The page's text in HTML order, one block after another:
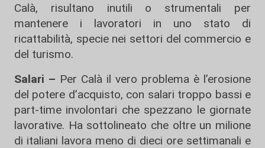
Calà, risultano inutili o strumentali per
mantenere i lavoratori in uno stato di
ricattabilità, specie nei settori del commercio e
del turismo.
Salari – Per Calà il vero problema è l’erosione
del potere d’acquisto, con salari troppo bassi e
part-time involontari che spezzano le giornate
lavorative. Ha sottolineato che oltre un milione
di italiani lavora meno di dieci ore settimanali e